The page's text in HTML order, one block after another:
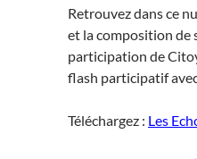
Retrouvez dans ce
et la composition de
participation de
flash participatif
Téléchargez : Les